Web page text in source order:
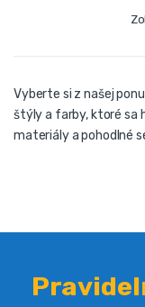
Vyberte si z našej
štýly a farby, ktoré sa
materiály a pohodlné